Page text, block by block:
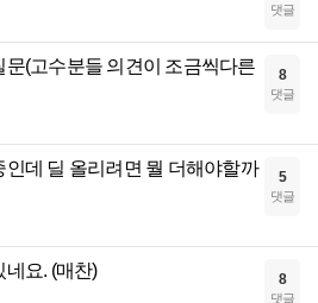
댓글
문(고수분들 의견이 조금씩다른
8
댓글
데 딜 올리려면 뭘 더해야할까
5
댓글
요. (매찬) 8
댓글